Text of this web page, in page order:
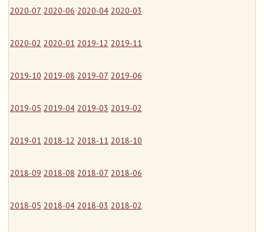
2020-07 2020-06 2020-04 2020-03
2020-02 2020-01 2019-12 2019-11
2019-10 2019-08 2019-07 2019-06
2019-05 2019-04 2019-03 2019-02
2019-01 2018-12 2018-11 2018-10
2018-09 2018-08 2018-07 2018-06
2018-05 2018-04 2018-03 2018-02